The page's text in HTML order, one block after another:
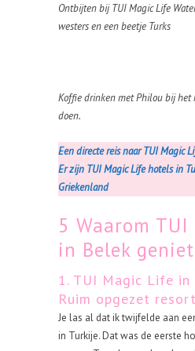
Ontbijten bij TUI Magic Life
westers en een beetje Turks
Koffie drinken met Philou bij het
doen.
Een directe reis naar TUI Magic
Er zijn TUI Magic Life hotels in
Griekenland
5 Waarom
in Belek
1. TUI Magic Life in
Ruim opgezet resort
Je las al dat ik twijfelde aan
in Turkije. Dat was de eerste